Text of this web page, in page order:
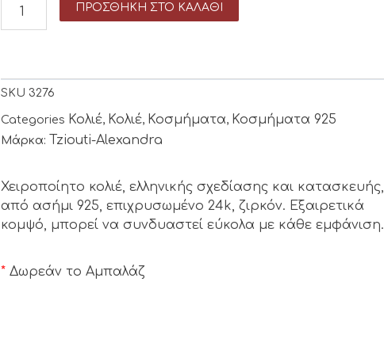
ΠΡΟΣΘΉΚΗ ΣΤΟ ΚΑΛΆΘΙ
SKU 3276
Categories Κολιέ, Κολιέ, Κοσμήματα, Κοσμήματα 925
Μάρκα: Tziouti-Alexandra
Χειροποίητο κολιέ, ελληνικής σχεδίασης και κατασκευής,
από ασήμι 925, επιχρυσωμένο 24k, ζιρκόν. Εξαιρετικά
κομψό, μπορεί να συνδυαστεί εύκολα με κάθε εμφάνιση.
* Δωρεάν το Αμπαλάζ